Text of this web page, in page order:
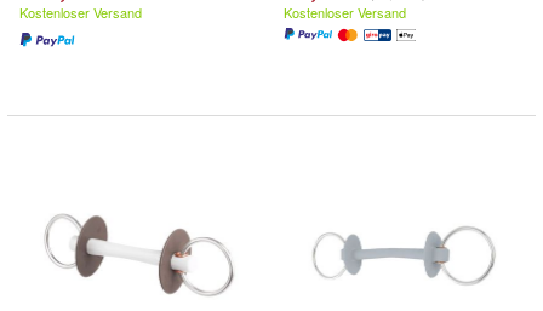
Kostenloser Versand
Kostenloser Versand